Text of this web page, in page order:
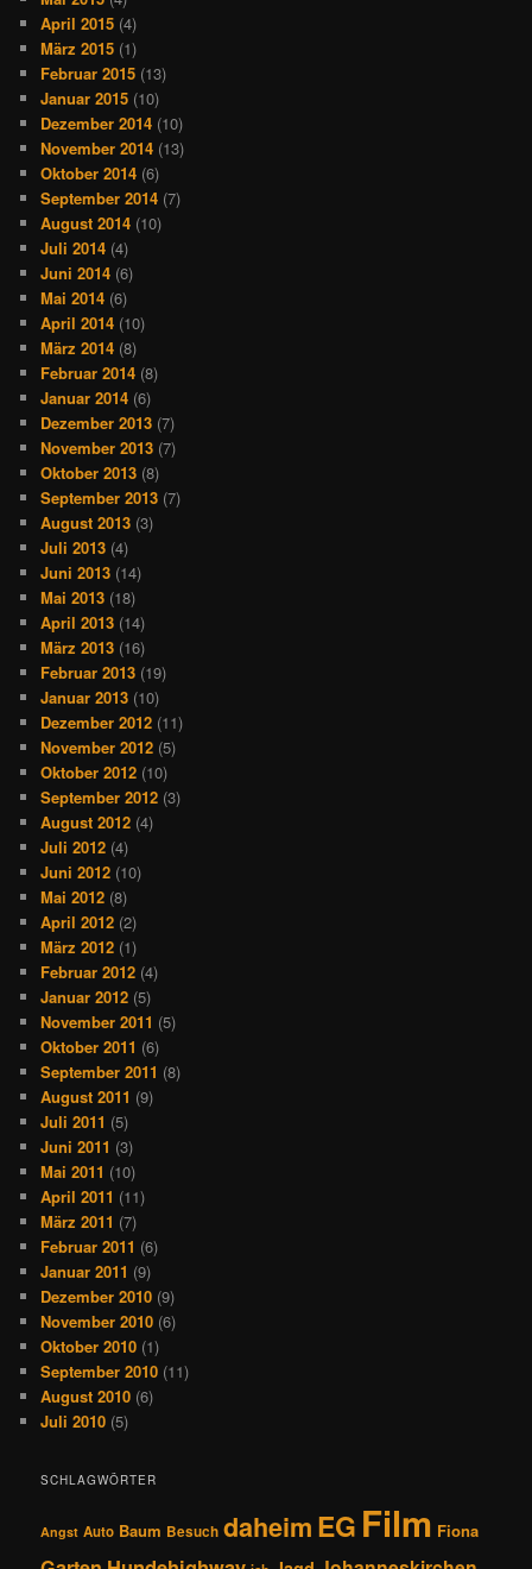
April 2015 (4)
März 2015 (1)
Februar 2015 (13)
Januar 2015 (10)
Dezember 2014 (10)
November 2014 (13)
Oktober 2014 (6)
September 2014 (7)
August 2014 (10)
Juli 2014 (4)
Juni 2014 (6)
Mai 2014 (6)
April 2014 (10)
März 2014 (8)
Februar 2014 (8)
Januar 2014 (6)
Dezember 2013 (7)
November 2013 (7)
Oktober 2013 (8)
September 2013 (7)
August 2013 (3)
Juli 2013 (4)
Juni 2013 (14)
Mai 2013 (18)
April 2013 (14)
März 2013 (16)
Februar 2013 (19)
Januar 2013 (10)
Dezember 2012 (11)
November 2012 (5)
Oktober 2012 (10)
September 2012 (3)
August 2012 (4)
Juli 2012 (4)
Juni 2012 (10)
Mai 2012 (8)
April 2012 (2)
März 2012 (1)
Februar 2012 (4)
Januar 2012 (5)
November 2011 (5)
Oktober 2011 (6)
September 2011 (8)
August 2011 (9)
Juli 2011 (5)
Juni 2011 (3)
Mai 2011 (10)
April 2011 (11)
März 2011 (7)
Februar 2011 (6)
Januar 2011 (9)
Dezember 2010 (9)
November 2010 (6)
Oktober 2010 (1)
September 2010 (11)
August 2010 (6)
Juli 2010 (5)
SCHLAGWÖRTER
Angst Auto Baum Besuch daheimEG Film Fiona